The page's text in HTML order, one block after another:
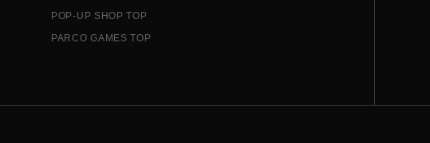
POP-UP SHOP TOP
PARCO GAMES TOP